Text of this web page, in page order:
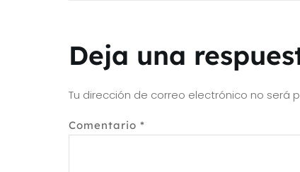
Deja una
Tu dirección de correo electrónico no será
Comentario *